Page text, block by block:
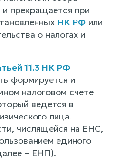
и прекращается при
НК РФ или
о налогах и
11.3 НК РФ
формируется и
налоговом счете
ведется в
лица.
числящейся на ЕНС,
единого
– ЕНП).